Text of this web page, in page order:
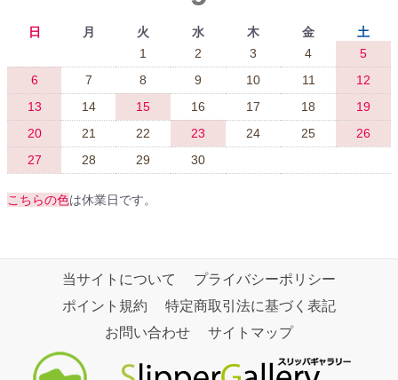
日 月 火 水 木 金
土
1
2 3 4
5
6
7 8 9 10 11
12
13
14 15 16 17 18
19
20
21 22 23 24 25
26
27
28 29 30
こちらの色は休業日です。
当サイトについて
プライバシーポリシー
ポイント規約
特定商取引法に基づく表記
お問い合わせ
サイトマップ